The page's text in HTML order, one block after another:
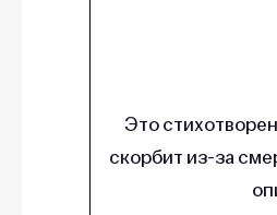
Это
скорбит из-за